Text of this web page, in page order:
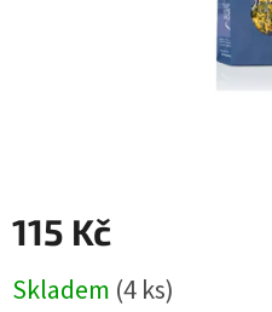
115 Kč
cena:
Skladem (4 ks)